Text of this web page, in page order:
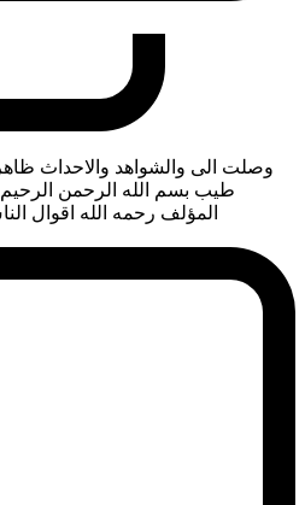
وصلت الى والشواهد والاحداث
طيب بسم الله الرحمن الرحيم
المؤلف رحمه الله اقوال